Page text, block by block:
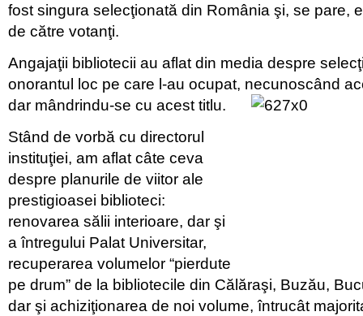
fost singura selecţionată din România şi, se pare,
de către votanţi.
Angajaţii bibliotecii au aflat din media despre
onorantul loc pe care l-au ocupat, necunoscând
dar mândrindu-se cu acest titlu.
Stând de vorbă cu directorul
instituţiei, am aflat câte ceva
despre planurile de viitor ale
prestigioasei biblioteci:
renovarea sălii interioare, dar şi
a întregului Palat Universitar,
recuperarea volumelor “pierdute
pe drum” de la bibliotecile din Călăraşi, Buzău,
dar şi achiziţionarea de noi volume, întrucât